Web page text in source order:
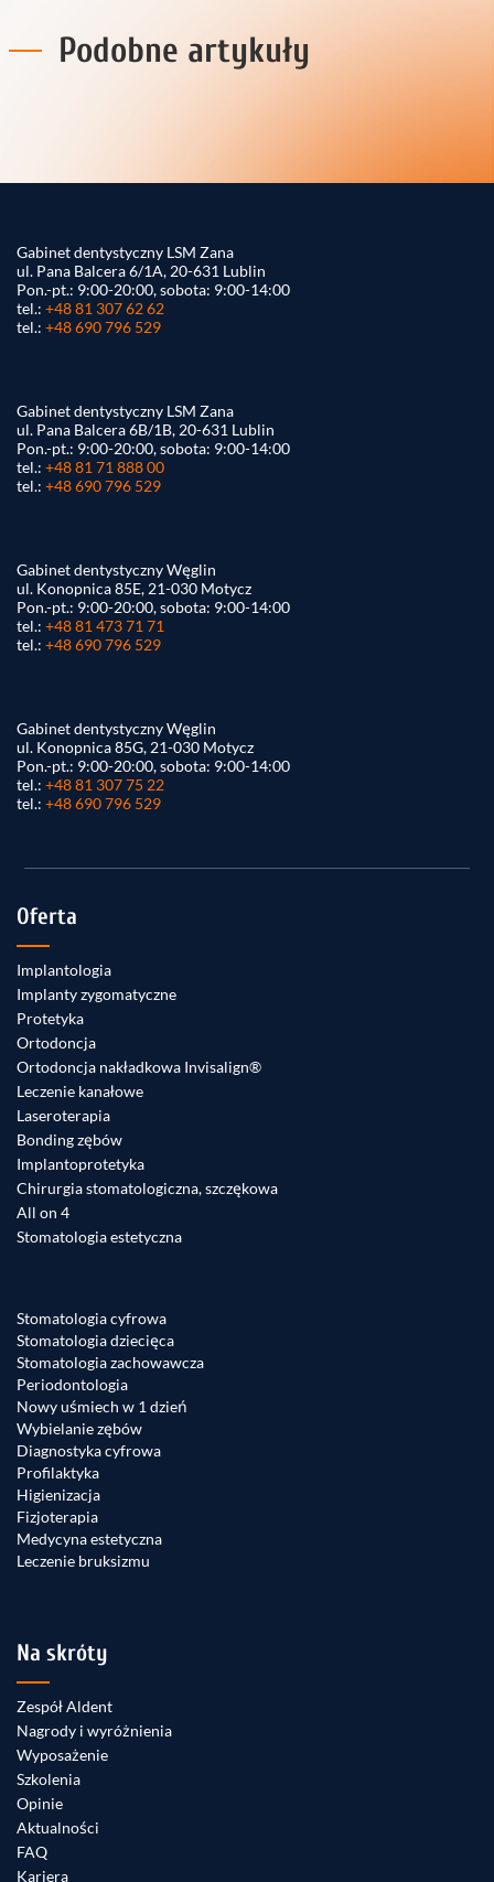
Podobne artykuły
Gabinet dentystyczny LSM Zana
ul. Pana Balcera 6/1A, 20-631 Lublin
Pon.-pt.: 9:00-20:00, sobota: 9:00-14:00
tel.: +48 81 307 62 62
tel.: +48 690 796 529
Gabinet dentystyczny LSM Zana
ul. Pana Balcera 6B/1B, 20-631 Lublin
Pon.-pt.: 9:00-20:00, sobota: 9:00-14:00
tel.: +48 81 71 888 00
tel.: +48 690 796 529
Gabinet dentystyczny Węglin
ul. Konopnica 85E, 21-030 Motycz
Pon.-pt.: 9:00-20:00, sobota: 9:00-14:00
tel.: +48 81 473 71 71
tel.: +48 690 796 529
Gabinet dentystyczny Węglin
ul. Konopnica 85G, 21-030 Motycz
Pon.-pt.: 9:00-20:00, sobota: 9:00-14:00
tel.: +48 81 307 75 22
tel.: +48 690 796 529
Oferta
Implantologia
Implanty zygomatyczne
Protetyka
Ortodoncja
Ortodoncja nakładkowa Invisalign®
Leczenie kanałowe
Laseroterapia
Bonding zębów
Implantoprotetyka
Chirurgia stomatologiczna, szczękowa
All on 4
Stomatologia estetyczna
Stomatologia cyfrowa
Stomatologia dziecięca
Stomatologia zachowawcza
Periodontologia
Nowy uśmiech w 1 dzień
Wybielanie zębów
Diagnostyka cyfrowa
Profilaktyka
Higienizacja
Fizjoterapia
Medycyna estetyczna
Leczenie bruksizmu
Na skróty
Zespół Aldent
Nagrody i wyróżnienia
Wyposażenie
Szkolenia
Opinie
Aktualności
FAQ
Kariera